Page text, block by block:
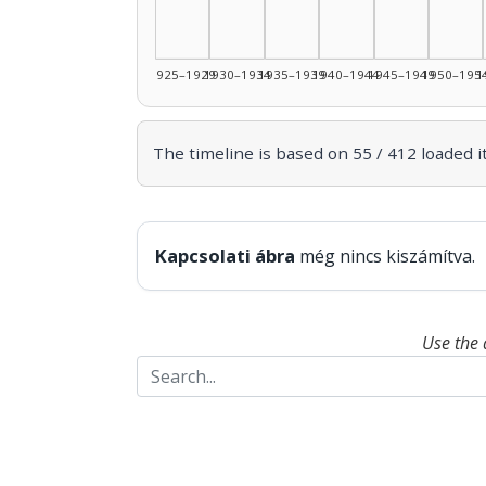
1925–19291930–19341935–19391940–19441945–1949
The timeline is based on 55 / 412 loaded
Kapcsolati ábra még nincs kiszámítva.
Use the